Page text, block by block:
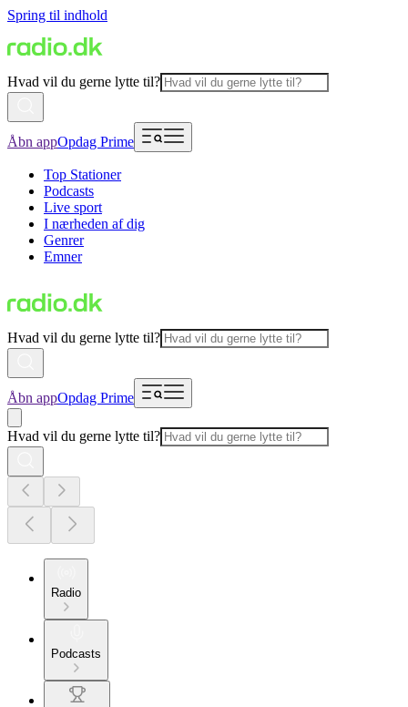
Spring til indhold
Hvad vil du gerne lytte til?
Åbn appOpdag Prime
Top Stationer
Podcasts
Live sport
I nærheden af dig
Genrer
Emner
Hvad vil du gerne lytte til?
Åbn appOpdag Prime
Hvad vil du gerne lytte til?
Radio
Podcasts